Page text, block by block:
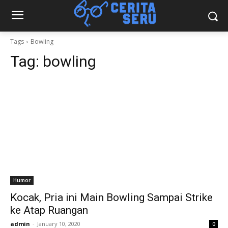
Tags Bowling
Tag: bowling
Humor
Kocak, Pria ini Main Bowling Sampai Strike
ke Atap Ruangan
admin - January 10, 2020 0